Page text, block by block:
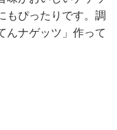
もぴったりです。調
んナゲッツ」作って